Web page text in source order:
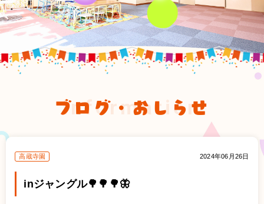
ブログ・おしらせ
information
高蔵寺園 2024年06月26日
inジャングル🌳🌳🌳🦋‪